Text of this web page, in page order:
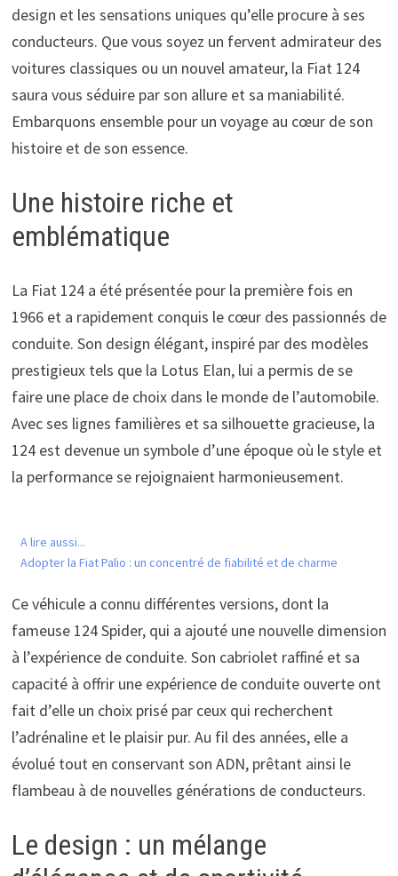
design et les sensations uniques qu’elle procure à ses
conducteurs. Que vous soyez un fervent admirateur des
voitures classiques ou un nouvel amateur, la Fiat 124
saura vous séduire par son allure et sa maniabilité.
Embarquons ensemble pour un voyage au cœur de son
histoire et de son essence.
Une histoire riche et
emblématique
La Fiat 124 a été présentée pour la première fois en
1966 et a rapidement conquis le cœur des passionnés de
conduite. Son design élégant, inspiré par des modèles
prestigieux tels que la Lotus Elan, lui a permis de se
faire une place de choix dans le monde de l’automobile.
Avec ses lignes familières et sa silhouette gracieuse, la
124 est devenue un symbole d’une époque où le style et
la performance se rejoignaient harmonieusement.
A lire aussi...
Adopter la Fiat Palio : un concentré de fiabilité et de charme
Ce véhicule a connu différentes versions, dont la
fameuse 124 Spider, qui a ajouté une nouvelle dimension
à l’expérience de conduite. Son cabriolet raffiné et sa
capacité à offrir une expérience de conduite ouverte ont
fait d’elle un choix prisé par ceux qui recherchent
l’adrénaline et le plaisir pur. Au fil des années, elle a
évolué tout en conservant son ADN, prêtant ainsi le
flambeau à de nouvelles générations de conducteurs.
Le design : un mélange